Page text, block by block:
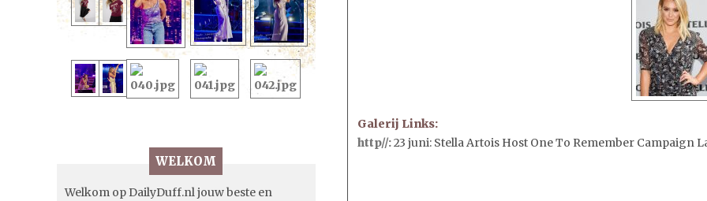
WELKOM
Welkom op DailyDuff.nl jouw beste en
Galerij Links:
http//:23 juni: Stella Artois Host One To Remember Campaign